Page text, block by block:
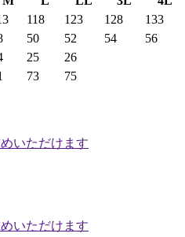
118 123 128
133
50 52 54
56
25
26
73
75
いただけます
いただけます